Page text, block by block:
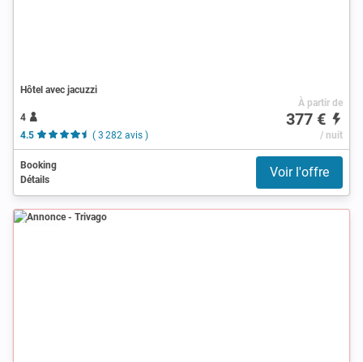
Hôtel avec jacuzzi
4
4.5
( 3 282 avis )
À partir de
377 €
/ nuit
Booking
Détails
Voir l'offre
Annonce